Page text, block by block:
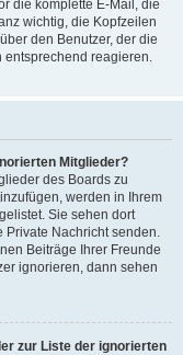
die komplette E-Mail, die
wichtig, die Kopfzeilen
den Benutzer, der die
entsprechend reagieren.
Mitglieder?
des Boards zu
werden in Ihrem
Sie sehen dort
Nachricht senden.
Beiträge Ihrer Freunde
ignorieren, dann sehen
zur Liste der ignorierten